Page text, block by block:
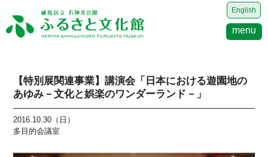
English
menu
【特別展関連事業】講演会「日本における遊園地の
あゆみ－文化と娯楽のワンダーランド－」
2016.10.30（日）
多目的会議室